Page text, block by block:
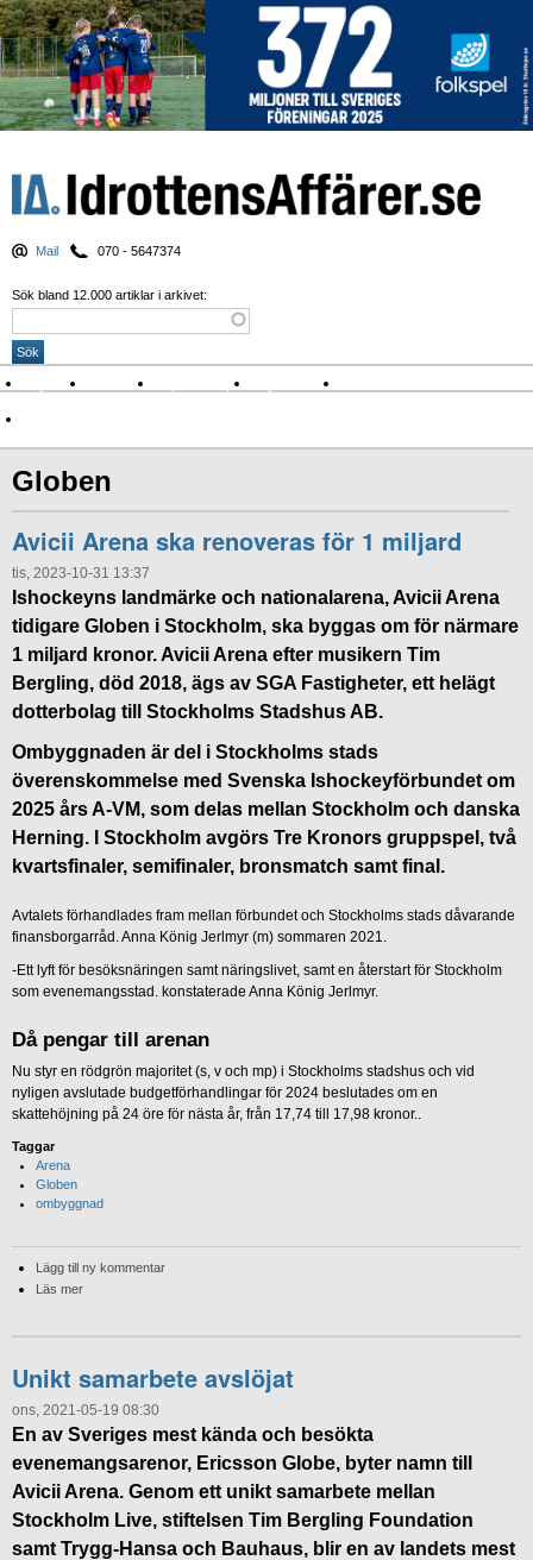
Mail 070 - 5647374
Sök bland 12.000 artiklar i arkivet:
Nyheter Krönikor Sport & spel Nyhetsbrev
Globen
Avicii Arena ska renoveras för 1 miljard
tis, 2023-10-31 13:37
Ishockeyns landmärke och nationalarena, Avicii Arena
tidigare Globen i Stockholm, ska byggas om för närmare
1 miljard kronor. Avicii Arena efter musikern Tim
Bergling, död 2018, ägs av SGA Fastigheter, ett helägt
dotterbolag till Stockholms Stadshus AB.
Ombyggnaden är del i Stockholms stads
överenskommelse med Svenska Ishockeyförbundet om
2025 års A-VM, som delas mellan Stockholm och danska
Herning. I Stockholm avgörs Tre Kronors gruppspel, två
kvartsfinaler, semifinaler, bronsmatch samt final.
Avtalets förhandlades fram mellan förbundet och Stockholms stads dåvarande
finansborgarråd. Anna König Jerlmyr (m) sommaren 2021.
-Ett lyft för besöksnäringen samt näringslivet, samt en återstart för Stockholm
som evenemangsstad. konstaterade Anna König Jerlmyr.
Då pengar till arenan
Nu styr en rödgrön majoritet (s, v och mp) i Stockholms stadshus och vid
nyligen avslutade budgetförhandlingar för 2024 beslutades om en
skattehöjning på 24 öre för nästa år, från 17,74 till 17,98 kronor..
Taggar
Arena
Globen
ombyggnad
Lägg till ny kommentar
Läs mer
Unikt samarbete avslöjat
ons, 2021-05-19 08:30
En av Sveriges mest kända och besökta
evenemangsarenor, Ericsson Globe, byter namn till
Avicii Arena. Genom ett unikt samarbete mellan
Stockholm Live, stiftelsen Tim Bergling Foundation
samt Trygg-Hansa och Bauhaus, blir en av landets mest